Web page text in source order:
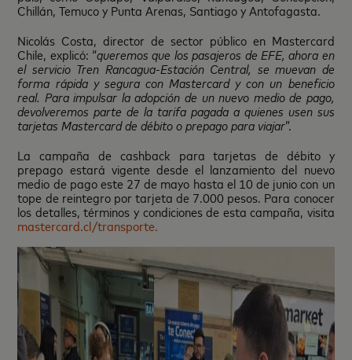
Chillán, Temuco y Punta Arenas, Santiago y Antofagasta.
Nicolás Costa, director de sector público en Mastercard
Chile, explicó: “queremos que los pasajeros de EFE, ahora en
el servicio Tren Rancagua-Estación Central, se muevan de
forma rápida y segura con Mastercard y con un beneficio
real. Para impulsar la adopción de un nuevo medio de pago,
devolveremos parte de la tarifa pagada a quienes usen sus
tarjetas Mastercard de débito o prepago para viajar”.
La campaña de cashback para tarjetas de débito y
prepago estará vigente desde el lanzamiento del nuevo
medio de pago este 27 de mayo hasta el 10 de junio con un
tope de reintegro por tarjeta de 7.000 pesos. Para conocer
los detalles, términos y condiciones de esta campaña, visita
mastercard.cl/transporte.